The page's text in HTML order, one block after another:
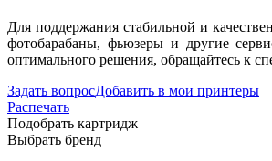
Для поддержания стабильной и
фотобарабаны, фьюзеры и другие
оптимального решения, обращайтесь к
Задать вопросДобавить в мои принтеры
Распечать
Подобрать картридж
Выбрать бренд